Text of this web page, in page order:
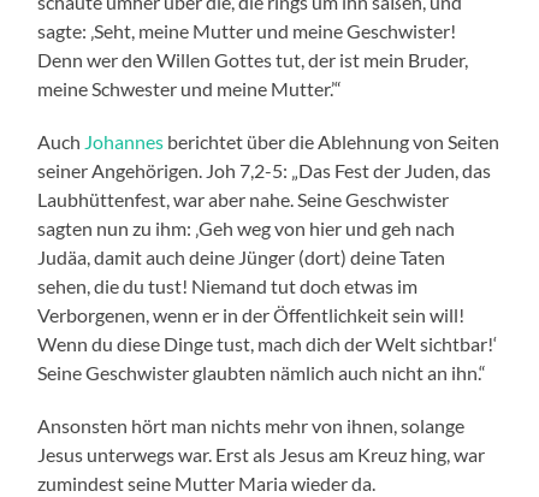
sagte: ‚Seht, meine Mutter und meine Geschwister!
Denn wer den Willen Gottes tut, der ist mein Bruder,
meine Schwester und meine Mutter.’“
Auch Johannes berichtet über die Ablehnung von Seiten
seiner Angehörigen. Joh 7,2-5: „Das Fest der Juden, das
Laubhüttenfest, war aber nahe. Seine Geschwister
sagten nun zu ihm: ‚Geh weg von hier und geh nach
Judäa, damit auch deine Jünger (dort) deine Taten
sehen, die du tust! Niemand tut doch etwas im
Verborgenen, wenn er in der Öffentlichkeit sein will!
Wenn du diese Dinge tust, mach dich der Welt sichtbar!‘
Seine Geschwister glaubten nämlich auch nicht an ihn.“
Ansonsten hört man nichts mehr von ihnen, solange
Jesus unterwegs war. Erst als Jesus am Kreuz hing, war
zumindest seine Mutter Maria wieder da.